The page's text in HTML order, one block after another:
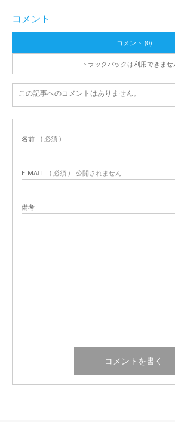
コメント
コメント (0)
トラックバックは利用できませ
この記事へのコメントはありません。
名前 ( 必須 )
E-MAIL ( 必須 ) - 公開されません -
備考